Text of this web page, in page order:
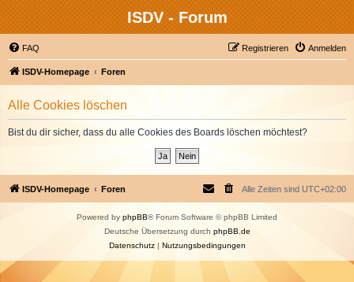
ISDV - Forum
FAQ Anmelden
Registrieren
ISDV-Homepage Foren
Alle Cookies löschen
Bist du dir sicher, dass du alle Cookies des Boards löschen möchtest?
ISDV-Homepage Foren Alle Zeiten sind UTC+02:00
Powered by phpBB® Forum Software © phpBB Limited
Deutsche Übersetzung durch phpBB.de
Datenschutz| Nutzungsbedingungen